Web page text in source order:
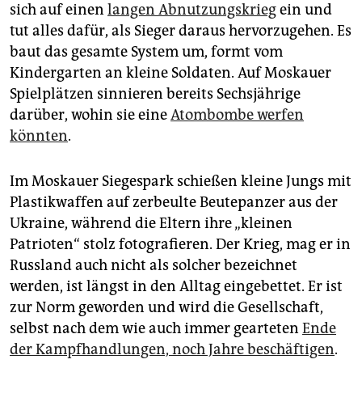
sich auf einen langen Abnutzungskriegein und
tut alles dafür, als Sieger daraus hervorzugehen. Es
baut das gesamte System um, formt vom
Kindergarten an kleine Soldaten. Auf Moskauer
Spielplätzen sinnieren bereits Sechsjährige
darüber, wohin sie eineAtombombe werfen
könnten.
Im Moskauer Siegespark schießen kleine Jungs mit
Plastikwaffen auf zerbeulte Beutepanzer aus der
Ukraine, während die Eltern ihre „kleinen
Patrioten“ stolz fotografieren. Der Krieg, mag er in
Russland auch nicht als solcher bezeichnet
werden, ist längst in den Alltag eingebettet. Er ist
zur Norm geworden und wird die Gesellschaft,
selbst nach dem wie auch immer gearteten Ende
der Kampfhandlungen, noch Jahre beschäftigen.